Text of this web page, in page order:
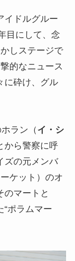
イドルグルー
目にして、念
しステージで
的なニュース
に砕け、グル
ラン（ イ・シ
から警察に呼
ズの元メンバ
ケット）のオ
のマートと
“ポラムマー